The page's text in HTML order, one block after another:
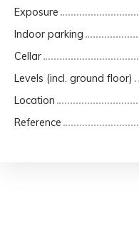
Exposure
Indoor parking
Cellar
Levels (incl. ground floor)
Location
Reference